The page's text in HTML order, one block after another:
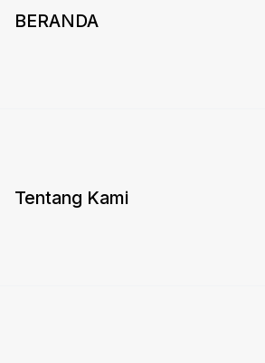
BERANDA
Tentang Kami